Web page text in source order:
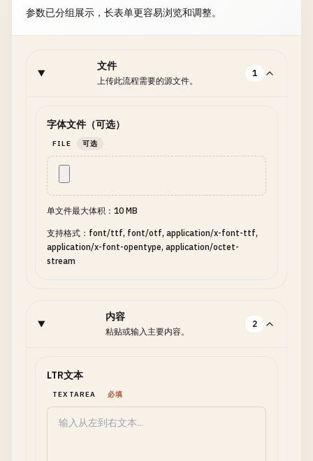
参数已分组展示，长表单更容易浏览和调整。
文件
上传此流程需要的源文件。
1
字体文件（可选）
FILE 可选
单文件最大体积：10 MB
支持格式：font/ttf, font/otf, application/x-font-ttf,
application/x-font-opentype, application/octet-
stream
内容
粘贴或输入主要内容。
2
LTR文本
TEXTAREA 必填